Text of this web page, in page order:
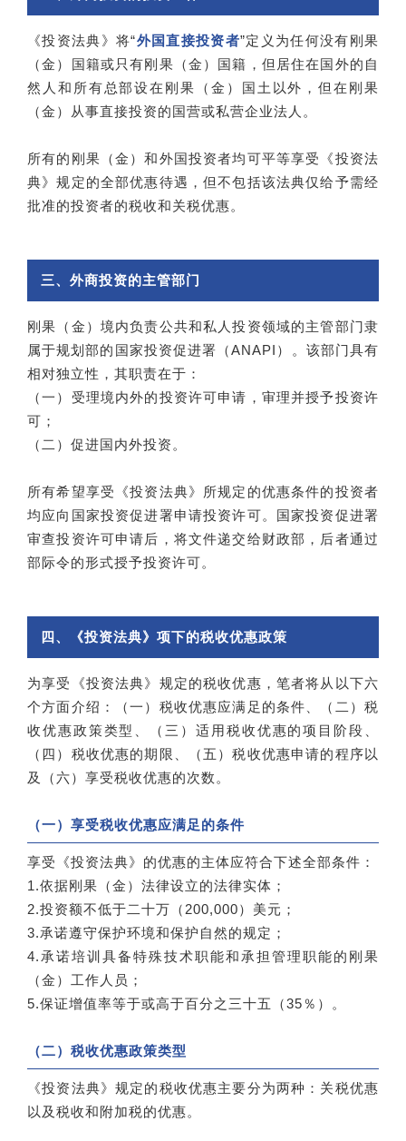
《投资法典》将“外国直接投资者”定义为任何没有刚果
（金）国籍或只有刚果（金）国籍，但居住在国外的自
然人和所有总部设在刚果（金）国土以外，但在刚果
（金）从事直接投资的国营或私营企业法人。
所有的刚果（金）和外国投资者均可平等享受《投资法
典》规定的全部优惠待遇，但不包括该法典仅给予需经
批准的投资者的税收和关税优惠。
三、外商投资的主管部门
刚果（金）境内负责公共和私人投资领域的主管部门隶
属于规划部的国家投资促进署（ANAPI）。该部门具有
相对独立性，其职责在于：
（一）受理境内外的投资许可申请，审理并授予投资许
可；
（二）促进国内外投资。
所有希望享受《投资法典》所规定的优惠条件的投资者
均应向国家投资促进署申请投资许可。国家投资促进署
审查投资许可申请后，将文件递交给财政部，后者通过
部际令的形式授予投资许可。
四、《投资法典》项下的税收优惠政策
为享受《投资法典》规定的税收优惠，笔者将从以下六
个方面介绍：（一）税收优惠应满足的条件、（二）税
收优惠政策类型、（三）适用税收优惠的项目阶段、
（四）税收优惠的期限、（五）税收优惠申请的程序以
及（六）享受税收优惠的次数。
（一）享受税收优惠应满足的条件
享受《投资法典》的优惠的主体应符合下述全部条件：
1.依据刚果（金）法律设立的法律实体；
2.投资额不低于二十万（200,000）美元；
3.承诺遵守保护环境和保护自然的规定；
4.承诺培训具备特殊技术职能和承担管理职能的刚果
（金）工作人员；
5.保证增值率等于或高于百分之三十五（35％）。
（二）税收优惠政策类型
《投资法典》规定的税收优惠主要分为两种：关税优惠
以及税收和附加税的优惠。